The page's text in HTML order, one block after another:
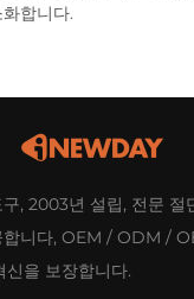
합니다.
, 2003년 설립, 전문 절
합니다, OEM / ODM /
신을 보장합니다.